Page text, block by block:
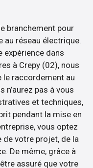
branchement pour
au réseau électrique.
expérience dans
à Crepy (02), nous
le raccordement au
n’aurez pas à vous
et techniques,
pendant la mise en
vous optez
de votre projet, de la
De même, grâce à
assuré que votre